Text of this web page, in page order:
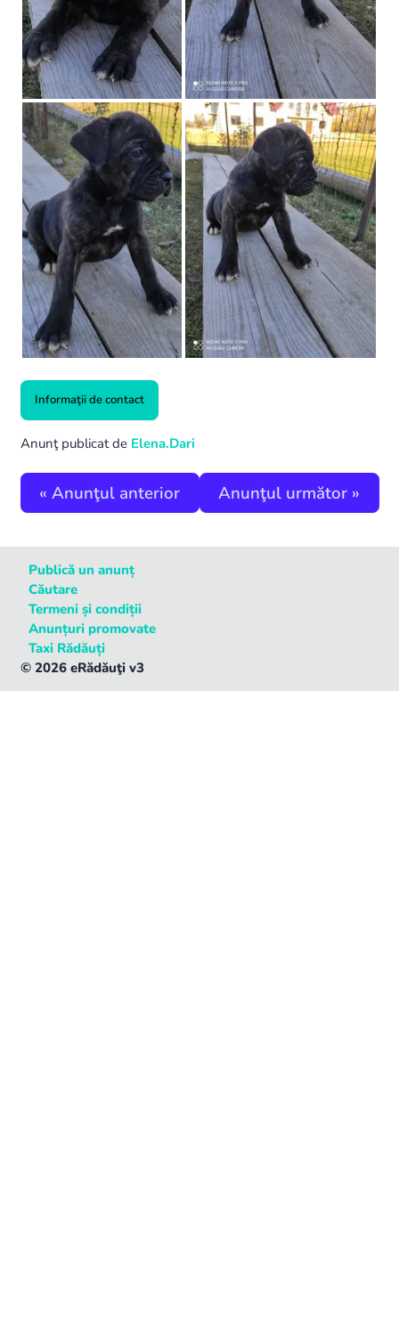
Informaţii de contact
Anunţ publicat de Elena.Dari
« Anunţul anterior Anunţul următor »
Publică un anunț
Căutare
Termeni și condiții
Anunțuri promovate
Taxi Rădăuți
© 2026 eRădăuţi v3